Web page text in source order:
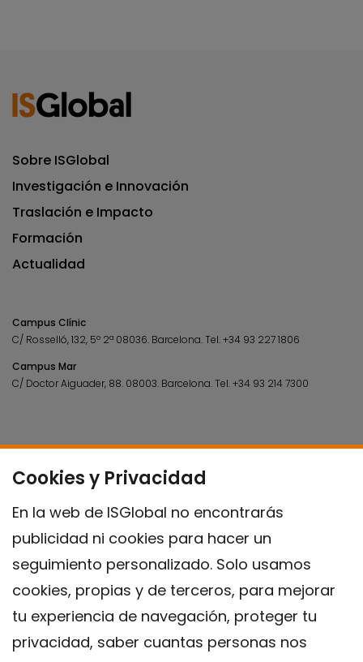
Cookies y Privacidad
En la web de ISGlobal no encontrarás
publicidad ni cookies para hacer un
seguimiento personalizado. Solo usamos
cookies, propias y de terceros, para mejorar
tu experiencia de navegación, proteger tu
privacidad, saber cuantas personas nos
Sobre ISGlobal
Investigación e Innovación
Traslación e Impacto
Formación
Actualidad
Campus Clínic
C/ Rosselló, 132, 5º 2ª 08036. Barcelona.Tel.+34 93 227 1806
Campus Mar
C/ Doctor Aiguader, 88. 08003. Barcelona.Tel.+34 93 214 7300